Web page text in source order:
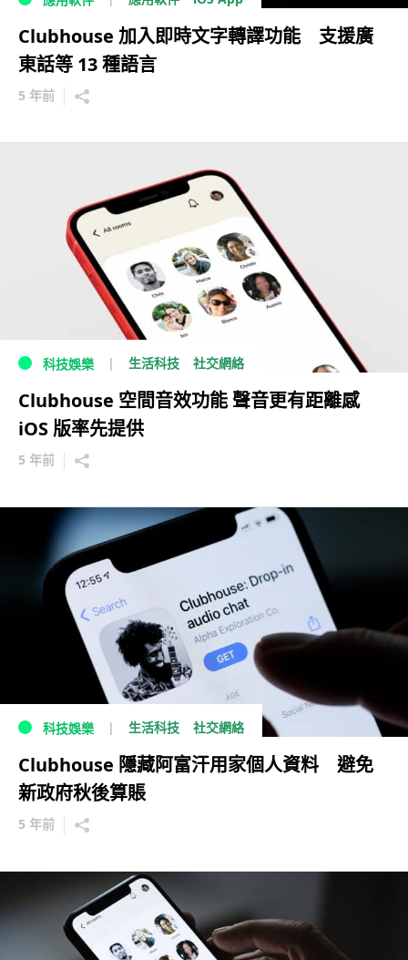
Clubhouse 加入即時文字轉譯功能 支援廣
東話等 13 種語言
5 年前
科技娛樂 生活科技 社交網絡
Clubhouse 空間音效功能 聲音更有距離感
iOS 版率先提供
5 年前
科技娛樂 生活科技 社交網絡
Clubhouse 隱藏阿富汗用家個人資料 避免
新政府秋後算賬
5 年前